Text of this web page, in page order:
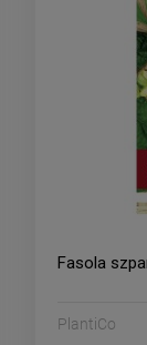
Fasola
PlantiCo